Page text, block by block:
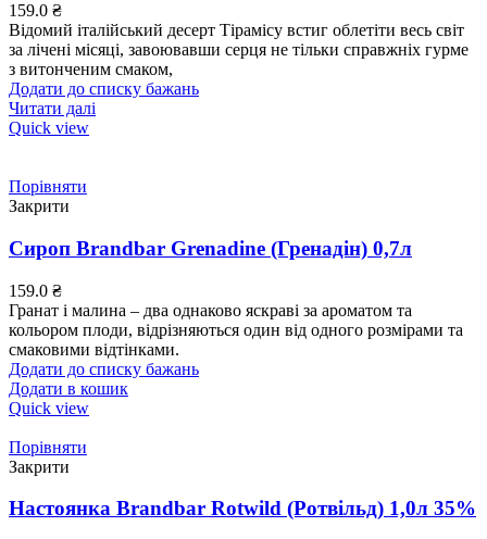
159.0 ₴
Відомий італійський десерт Тірамісу встиг облетіти весь світ
за лічені місяці, завоювавши серця не тільки справжніх гурме
з витонченим смаком,
Додати до списку бажань
Читати далі
Quick view
Порівняти
Закрити
Сироп Brandbar Grenadine (Гренадін) 0,7л
159.0 ₴
Гранат і малина – два однаково яскраві за ароматом та
кольором плоди, відрізняються один від одного розмірами та
смаковими відтінками.
Додати до списку бажань
Додати в кошик
Quick view
Порівняти
Закрити
Настоянка Brandbar Rotwild (Ротвільд) 1,0л 35%